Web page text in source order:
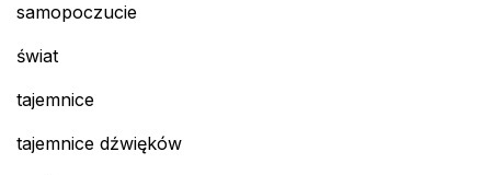
samopoczucie
świat
tajemnice
tajemnice dźwięków